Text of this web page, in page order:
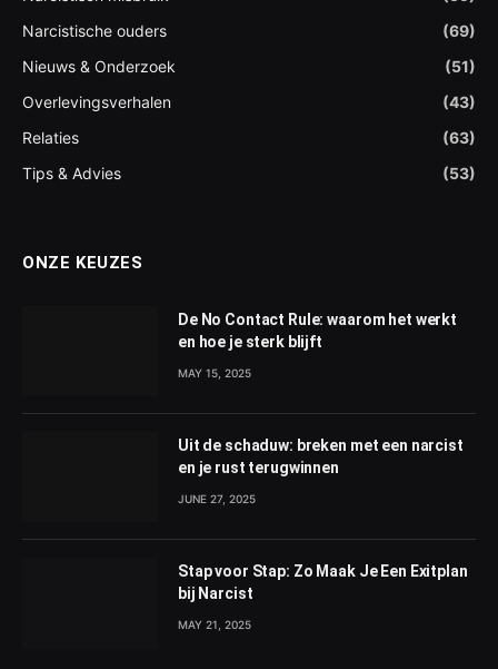
Narcistische ouders
(69)
Nieuws & Onderzoek
(51)
Overlevingsverhalen
(43)
Relaties
(63)
Tips & Advies
(53)
ONZE KEUZES
De No Contact Rule: waarom het werkt
en hoe je sterk blijft
MAY 15, 2025
Uit de schaduw: breken met een narcist
en je rust terugwinnen
JUNE 27, 2025
Stap voor Stap: Zo Maak Je Een Exitplan
bij Narcist
MAY 21, 2025